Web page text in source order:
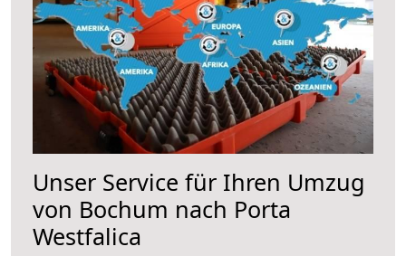
Unser Service für Ihren Umzug
von Bochum nach Porta
Westfalica